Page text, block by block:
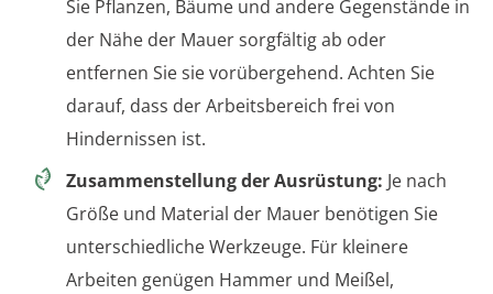
Sie Pflanzen, Bäume und andere Gegenstände in
der Nähe der Mauer sorgfältig ab oder
entfernen Sie sie vorübergehend. Achten Sie
darauf, dass der Arbeitsbereich frei von
Hindernissen ist.
Zusammenstellung der Ausrüstung: Je nach
Größe und Material der Mauer benötigen Sie
unterschiedliche Werkzeuge. Für kleinere
Arbeiten genügen Hammer und Meißel,